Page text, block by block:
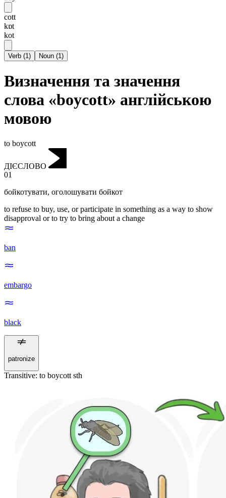
cott
kɒt
kot
Verb (1) Noun (1)
Визначення та значення
слова «boycott» англійською
мовою
to boycott
ДІЄСЛОВО
01
бойкотувати, оголошувати бойкот
to refuse to buy, use, or participate in something as a way to show
disapproval or to try to bring about a change
ban
embargo
black
patronize
Transitive: to boycott sth